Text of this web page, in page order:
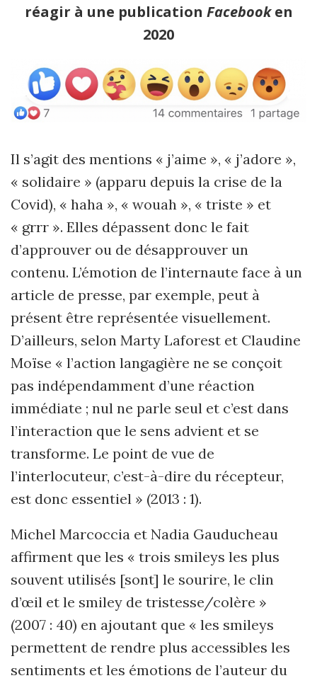
réagir à une publication Facebooken
2020
Il s’agit des mentions « j’aime », « j’adore »,
« solidaire » (apparu depuis la crise de la
Covid), « haha », « wouah », « triste » et
« grrr ». Elles dépassent donc le fait
d’approuver ou de désapprouver un
contenu. L’émotion de l’internaute face à un
article de presse, par exemple, peut à
présent être représentée visuellement.
D’ailleurs, selon Marty Laforest et Claudine
Moïse « l’action langagière ne se conçoit
pas indépendamment d’une réaction
immédiate ; nul ne parle seul et c’est dans
l’interaction que le sens advient et se
transforme. Le point de vue de
l’interlocuteur, c’est-à-dire du récepteur,
est donc essentiel » (2013 : 1).
Michel Marcoccia et Nadia Gauducheau
affirment que les « trois smileys les plus
souvent utilisés [sont] le sourire, le clin
d’œil et le smiley de tristesse/colère »
(2007 : 40) en ajoutant que « les smileys
permettent de rendre plus accessibles les
sentiments et les émotions de l’auteur du